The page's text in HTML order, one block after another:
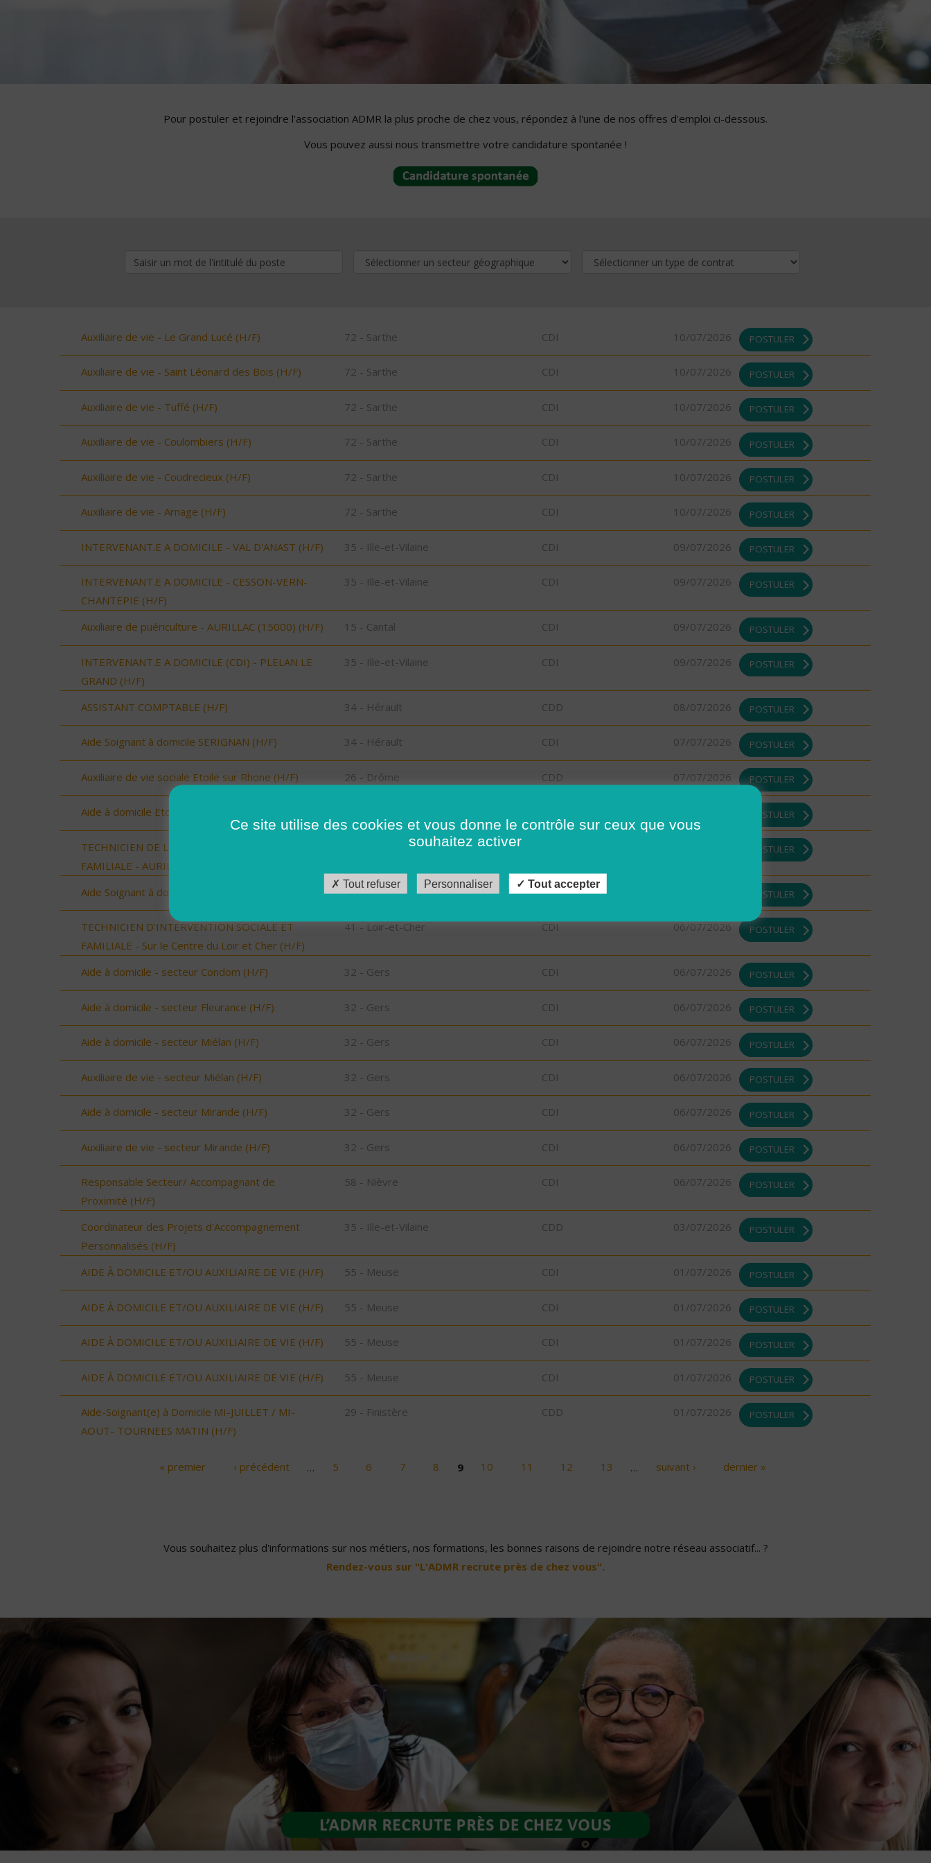
Pour postuler et rejoindre l'association ADMR la plus proche de chez vous, répondez à l'une de nos offres d'emploi ci-dessous.
Vous pouvez aussi nous transmettre votre candidature spontanée !
Auxiliaire de vie - Le Grand Lucé (H/F) 72 - Sarthe CDI 10/07/2026 POSTULER
Auxiliaire de vie - Saint Léonard des Bois (H/F) 72 - Sarthe CDI 10/07/2026 POSTULER
Auxiliaire de vie - Tuffé (H/F) 72 - Sarthe CDI 10/07/2026 POSTULER
Auxiliaire de vie - Coulombiers (H/F) 72 - Sarthe CDI 10/07/2026 POSTULER
Auxiliaire de vie - Coudrecieux (H/F) 72 - Sarthe CDI 10/07/2026 POSTULER
Auxiliaire de vie - Arnage (H/F) 72 - Sarthe CDI 10/07/2026 POSTULER
INTERVENANT.E A DOMICILE - VAL D'ANAST (H/F) 35 - Ille-et-Vilaine CDI 09/07/2026 POSTULER
INTERVENANT.E A DOMICILE - CESSON-VERN-
CHANTEPIE (H/F)
35 - Ille-et-Vilaine CDI 09/07/2026 POSTULER
Auxiliaire de puériculture - AURILLAC (15000) (H/F) 15 - Cantal CDI 09/07/2026 POSTULER
INTERVENANT.E A DOMICILE (CDI) - PLELAN LE
GRAND (H/F)
35 - Ille-et-Vilaine CDI 09/07/2026 POSTULER
ASSISTANT COMPTABLE (H/F) 34 - Hérault CDD 08/07/2026 POSTULER
Aide Soignant à domicile SERIGNAN (H/F) 34 - Hérault CDI 07/07/2026 POSTULER
Auxiliaire de vie sociale Etoile sur Rhone (H/F) 26 - Drôme CDD 07/07/2026 POSTULER
Aide à domicile Etoile sur Rhône (H/F) POSTULER
TECHNICIEN DE L'INTERVENTION SOCIALE ET
FAMILIALE - AURILLAC (15000) (H/F)
POSTULER
Aide Soignant à domicile SERIGNAN (H/F) 34 - Hérault CDD POSTULER
TECHNICIEN D’INTERVENTION SOCIALE ET
FAMILIALE - Sur le Centre du Loir et Cher (H/F)
41 - Loir-et-Cher CDI 06/07/2026 POSTULER
Aide à domicile - secteur Condom (H/F) 32 - Gers CDI 06/07/2026 POSTULER
Aide à domicile - secteur Fleurance (H/F) 32 - Gers CDI 06/07/2026 POSTULER
Aide à domicile - secteur Miélan (H/F) 32 - Gers CDI 06/07/2026 POSTULER
Auxiliaire de vie - secteur Miélan (H/F) 32 - Gers CDI 06/07/2026 POSTULER
Aide à domicile - secteur Mirande (H/F) 32 - Gers CDI 06/07/2026 POSTULER
Auxiliaire de vie - secteur Mirande (H/F) 32 - Gers CDI 06/07/2026 POSTULER
Responsable Secteur/ Accompagnant de
Proximité (H/F)
58 - Nièvre CDI 06/07/2026 POSTULER
Coordinateur des Projets d'Accompagnement
Personnalisés (H/F)
35 - Ille-et-Vilaine CDD 03/07/2026 POSTULER
AIDE À DOMICILE ET/OU AUXILIAIRE DE VIE (H/F) 55 - Meuse CDI 01/07/2026 POSTULER
AIDE À DOMICILE ET/OU AUXILIAIRE DE VIE (H/F) 55 - Meuse CDI 01/07/2026 POSTULER
AIDE À DOMICILE ET/OU AUXILIAIRE DE VIE (H/F) 55 - Meuse CDI 01/07/2026 POSTULER
AIDE À DOMICILE ET/OU AUXILIAIRE DE VIE (H/F) 55 - Meuse CDI 01/07/2026 POSTULER
Aide-Soignant(e) à Domicile MI-JUILLET / MI-
AOUT- TOURNEES MATIN (H/F)
29 - Finistère CDD 01/07/2026 POSTULER
« premier ‹ précédent … 5 6 7 8 9 10 11 12 13 … suivant › dernier »
Vous souhaitez plus d'informations sur nos métiers, nos formations, les bonnes raisons de rejoindre notre réseau associatif... ?
Rendez-vous sur "L'ADMR recrute près de chez vous".
Ce site utilise des cookies et vous donne le contrôle sur ceux que vous
souhaitez activer
Tout refuser Personnaliser Tout accepter